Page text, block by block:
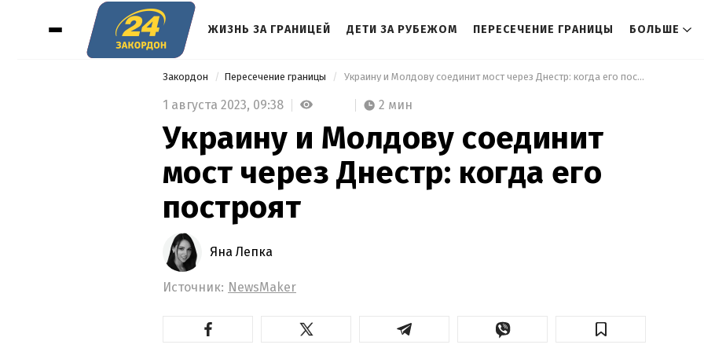
ЖИЗНЬ ЗА ГРАНИЦЕЙ ДЕТИ ЗА РУБЕЖОМ ПЕРЕСЕЧЕНИЕ ГРАНИЦЫ БОЛЬШЕ
Закордон Пересечение границы Украину и Молдову соединит мост через Днестр: когда его построят
1 августа 2023, 09:38 2 мин
Украину и Молдову соединит
мост через Днестр: когда его
построят
Яна Лепка
Источник: NewsMaker